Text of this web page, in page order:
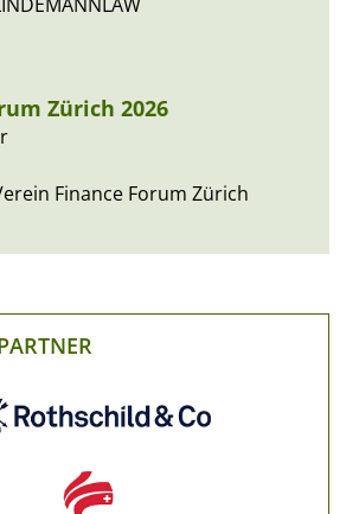
Zürich 2026
Finance Forum Zürich